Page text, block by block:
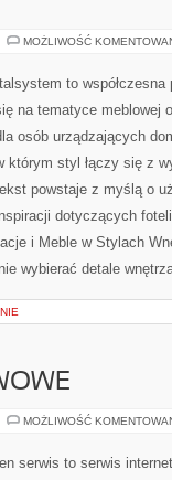
MOŻLIWOŚĆ
Italsystem to
na tematyce meblowej
osób urządzających
którym styl łączy się z
powstaje z myślą o
dotyczących
i Meble w Stylach
wybierać detale
MOŻLIWOŚĆ
serwis to serwis